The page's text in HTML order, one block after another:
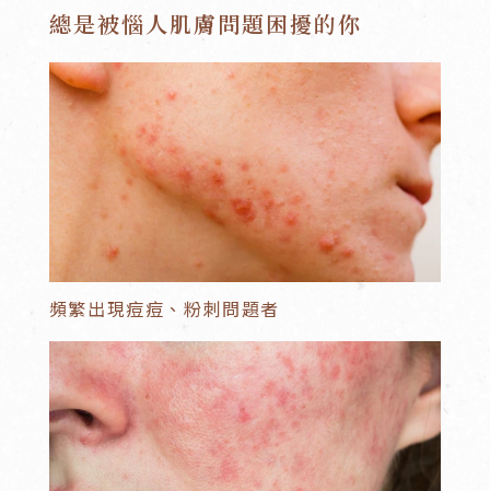
總是被惱人肌膚問題困擾的你
頻繁出現痘痘、粉刺問題者